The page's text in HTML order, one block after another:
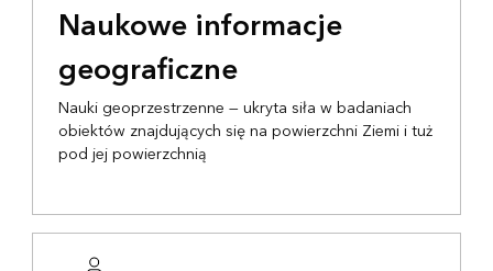
Naukowe informacje
geograficzne
Nauki geoprzestrzenne — ukryta siła w badaniach
obiektów znajdujących się na powierzchni Ziemi i tuż
pod jej powierzchnią